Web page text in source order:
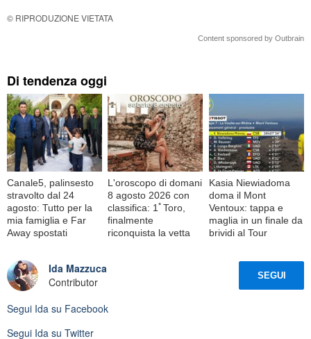
© RIPRODUZIONE VIETATA
Content sponsored by Outbrain
Di tendenza oggi
Canale5, palinsesto
stravolto dal 24
agosto: Tutto per la
mia famiglia e Far
Away spostati
L'oroscopo di domani
8 agosto 2026 con
classifica: 1ﾟToro,
finalmente
riconquista la vetta
Kasia Niewiadoma
doma il Mont
Ventoux: tappa e
maglia in un finale da
brividi al Tour
Ida Mazzuca
Contributor
SEGUI
Segui Ida su Facebook
Segui Ida su Twitter